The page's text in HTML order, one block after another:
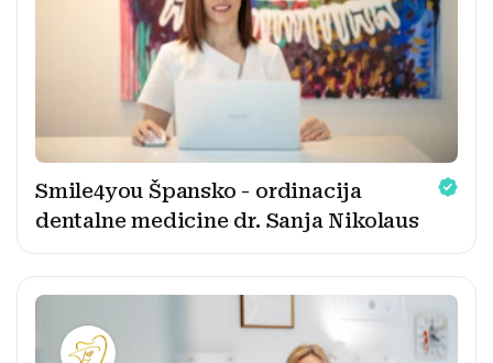
Smile4you Špansko - ordinacija
dentalne medicine dr. Sanja Nikolaus